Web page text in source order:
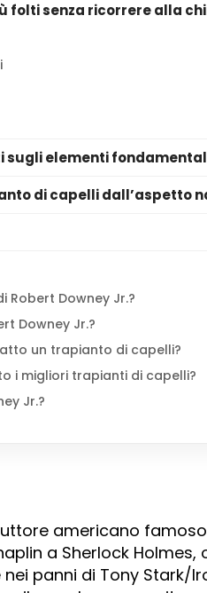
folti senza ricorrere alla
sugli elementi
di capelli dall’aspetto
Downey Jr.?
Downey Jr.?
un trapianto di capelli?
i migliori trapianti di capelli?
Jr.?
americano
a Sherlock Holmes,
panni di Tony Stark/